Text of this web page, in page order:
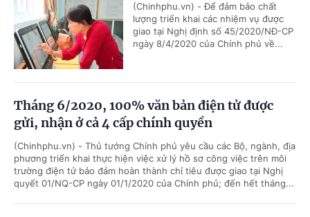
(Chinhphu.vn) - Để đảm bảo chất
lượng triển khai các nhiệm vụ được
giao tại Nghị định số 45/2020/NĐ-CP
ngày 8/4/2020 của Chính phủ về...
Tháng 6/2020, 100% văn bản điện tử được
gửi, nhận ở cả 4 cấp chính quyền
(Chinhphu.vn) - Thủ tướng Chính phủ yêu cầu các Bộ, ngành, địa
phương triển khai thực hiện việc xử lý hồ sơ công việc trên môi
trường điện tử bảo đảm hoàn thành chỉ tiêu được giao tại Nghị
quyết 01/NQ-CP ngày 01/1/2020 của Chính phủ; đến hết tháng...